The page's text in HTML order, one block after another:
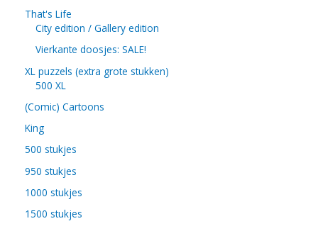
That's Life
City edition / Gallery edition
Vierkante doosjes: SALE!
XL puzzels (extra grote stukken)
500 XL
(Comic) Cartoons
King
500 stukjes
950 stukjes
1000 stukjes
1500 stukjes